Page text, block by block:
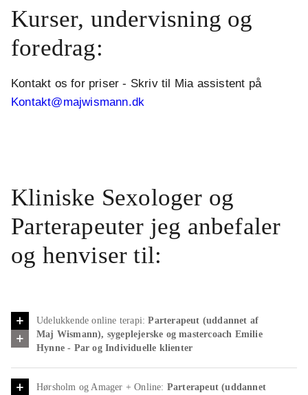
Kurser, undervisning og
foredrag:
Kontakt os for priser - Skriv til Mia assistent på
Kontakt@majwismann.dk
Kliniske Sexologer og
Parterapeuter jeg anbefaler
og henviser til:
Udelukkende online terapi: Parterapeut (uddannet af
Maj Wismann), sygeplejerske og mastercoach Emilie
Hynne - Par og Individuelle klienter
Hørsholm og Amager + Online: Parterapeut (uddannet